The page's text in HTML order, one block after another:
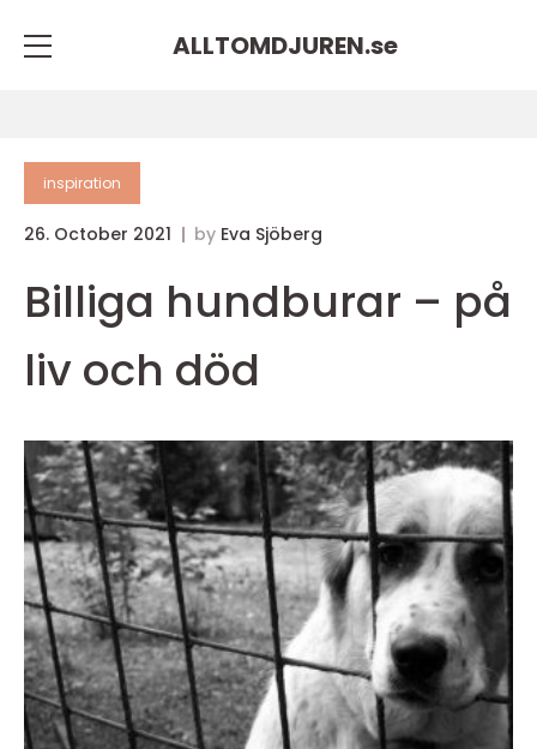
ALLTOMDJUREN.se
inspiration
26. October 2021 by Eva Sjöberg
Billiga hundburar – på
liv och död